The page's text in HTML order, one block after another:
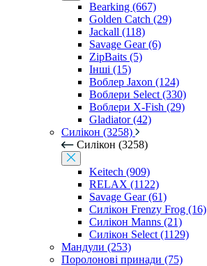
Bearking (667)
Golden Catch (29)
Jackall (118)
Savage Gear (6)
ZipBaits (5)
Інші (15)
Воблер Jaxon (124)
Воблери Select (330)
Воблери X-Fish (29)
Gladiator (42)
Силікон (3258)
Силікон (3258)
Keitech (909)
RELAX (1122)
Savage Gear (61)
Силікон Frenzy Frog (16)
Силікон Manns (21)
Силікон Select (1129)
Мандули (253)
Поролонові принади (75)